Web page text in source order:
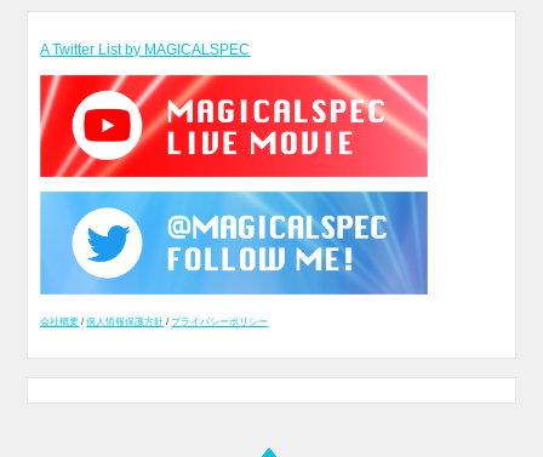
A Twitter List by MAGICALSPEC
会社概要 /個人情報保護方針 /プライバシーポリシー